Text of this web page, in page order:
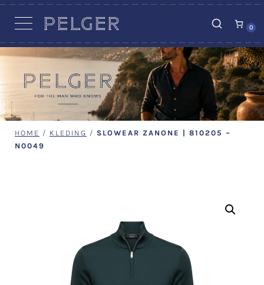
0
HOME / KLEDING / SLOWEAR ZANONE | 810205 –
N0049